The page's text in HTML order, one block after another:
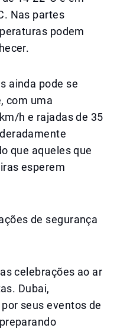
Nas partes
podem
ainda pode se
com uma
h e rajadas de 35
que aqueles que
esperem
de segurança
celebrações ao ar
Dubai,
seus eventos de